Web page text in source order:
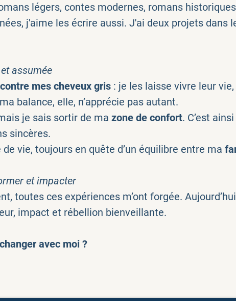
légers, contes modernes, romans
j'aime les écrire aussi. J'ai deux projets dans
assumée
mes cheveux gris : je les laisse vivre leur
balance, elle, n’apprécie pas autant.
je sais sortir de ma zone de confort. C’est
sincères.
de vie, toujours en quête d’un équilibre entre ma
et impacter
toutes ces expériences m’ont forgée.
impact et rébellion bienveillante.
avec moi ?